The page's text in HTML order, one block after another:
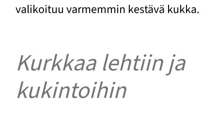
valikoituu varmemmin kestävä kukka.
Kurkkaa lehtiin ja
kukintoihin